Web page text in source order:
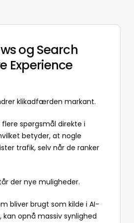
og Search
Experience
klikadfærden markant.
spørgsmål direkte i
betyder, at nogle
trafik, selv når de ranker
der nye muligheder.
bliver brugt som kilde i AI-
kan opnå massiv synlighed